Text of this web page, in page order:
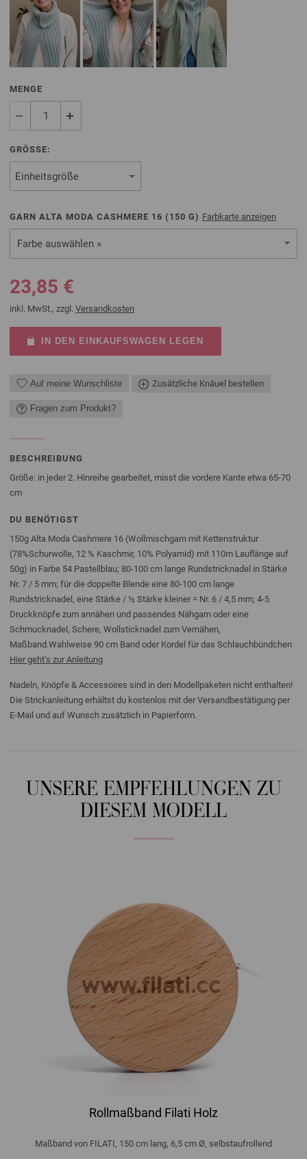
MENGE
GRÖSSE:
GARN ALTA MODA CASHMERE 16 ( 150 G) Farbkarte anzeigen
Farbe auswählen »
23,85 €
inkl. MwSt., zzgl. Versandkosten
IN DEN EINKAUFSWAGEN LEGEN
Auf meine Wunschliste Zusätzliche Knäuel bestellen
Fragen zum Produkt?
BESCHREIBUNG
Größe: in jeder 2. Hinreihe gearbeitet, misst die vordere Kante etwa 65-70
cm
DU BENÖTIGST
150g Alta Moda Cashmere 16 (Wollmischgarn mit Kettenstruktur
(78%Schurwolle, 12 % Kaschmir, 10% Polyamid) mit 110m Lauflänge auf
50g) in Farbe 54 Pastellblau; 80-100 cm lange Rundstricknadel in Stärke
Nr. 7 / 5 mm; für die doppelte Blende eine 80-100 cm lange
Rundstricknadel, eine Stärke / ½ Stärke kleiner = Nr. 6 / 4,5 mm; 4-5
Druckknöpfe zum annähen und passendes Nähgarn oder eine
Schmucknadel, Schere, Wollsticknadel zum Vernähen,
Maßband.Wahlweise 90 cm Band oder Kordel für das Schlauchbündchen
Hier geht’s zur Anleitung
Nadeln, Knöpfe & Accessoires sind in den Modellpaketen nicht enthalten!
Die Strickanleitung erhältst du kostenlos mit der Versandbestätigung per
E-Mail und auf Wunsch zusätzlich in Papierform.
UNSERE EMPFEHLUNGEN ZU
DIESEM MODELL
Rollmaßband Filati Holz
Maßband von FILATI, 150 cm lang, 6,5 cm Ø, selbstaufrollend